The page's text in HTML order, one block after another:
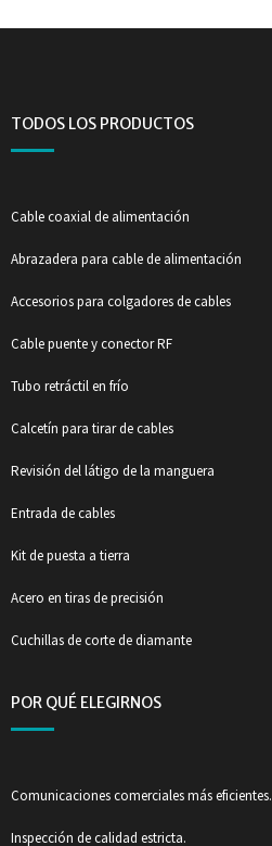
TODOS LOS PRODUCTOS
Cable coaxial de alimentación
Abrazadera para cable de alimentación
Accesorios para colgadores de cables
Cable puente y conector RF
Tubo retráctil en frío
Calcetín para tirar de cables
Revisión del látigo de la manguera
Entrada de cables
Kit de puesta a tierra
Acero en tiras de precisión
Cuchillas de corte de diamante
POR QUÉ ELEGIRNOS
Comunicaciones comerciales más eficientes.
Inspección de calidad estricta.